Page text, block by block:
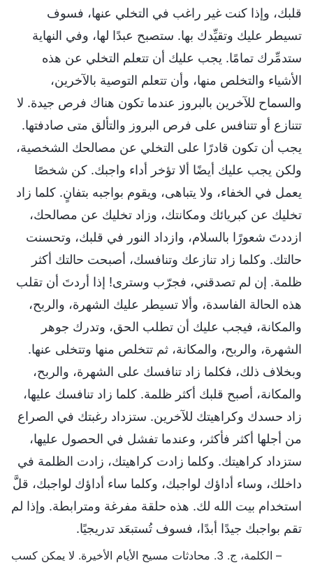
قلبك، وإذا كنت غير راغب في التخلي عنها، فسوف
تسيطر عليك وتقيِّدك بها. ستصبح عبدًا لها، وفي النهاية
ستدمِّرك تمامًا. يجب عليك أن تتعلم التخلي عن هذه
الأشياء والتخلص منها، وأن تتعلم التوصية بالآخرين،
والسماح للآخرين بالبروز عندما تكون هناك فرص جيدة. لا
تتنازع أو تتنافس على فرص البروز والتألق متى صادفتها.
يجب أن تكون قادرًا على التخلي عن مصالحك الشخصية،
ولكن يجب عليك أيضًا ألا تؤخر أداء واجبك. كن شخصًا
يعمل في الخفاء، ولا يتباهى، ويقوم بواجبه بتفانٍ. كلما زاد
تخليك عن كبريائك ومكانتك، وزاد تخليك عن مصالحك،
ازددتَ شعورًا بالسلام، وازداد النور في قلبك، وتحسنت
حالتك. وكلما زاد تنازعك وتنافسك، أصبحت حالتك أكثر
ظلمة. إن لم تصدقني، فجرّب وسترى! إذا أردتَ أن تقلب
هذه الحالة الفاسدة، وألا تسيطر عليك الشهرة، والربح،
والمكانة، فيجب عليك أن تطلب الحق، وتدرك جوهر
الشهرة، والربح، والمكانة، ثم تتخلص منها وتتخلى عنها.
وبخلاف ذلك، فكلما زاد تنافسك على الشهرة، والربح،
والمكانة، أصبح قلبك أكثر ظلمة. كلما زاد تنافسك عليها،
زاد حسدك وكراهيتك للآخرين. ستزداد رغبتك في الصراع
من أجلها أكثر فأكثر، وعندما تفشل في الحصول عليها،
ستزداد كراهيتك. وكلما زادت كراهيتك، زادت الظلمة في
داخلك، وساء أداؤك لواجبك، وكلما ساء أداؤك لواجبك، قلَّ
استخدام بيت الله لك. هذه حلقة مفرغة ومترابطة. وإذا لم
تقم بواجبك جيدًا أبدًا، فسوف تُستبعَد تدريجيًا.
– الكلمة، ج. 3. محادثات مسيح الأيام الأخيرة. لا يمكن كسب